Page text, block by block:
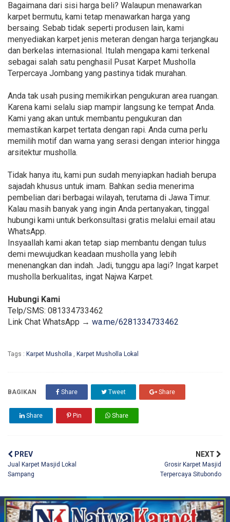
Bagaimana dari sisi harga beli? Walaupun menawarkan
karpet bermutu, kami tetap menawarkan harga yang
bersaing. Sebab tidak seperti produsen lain, kami
menyediakan karpet jenis meteran dengan harga terjangkau
dan berkelas internasional. Itulah mengapa kami terkenal
sebagai salah satu penghasil Pusat Karpet Musholla
Terpercaya Jombang yang pastinya tidak murahan.
Anda tak usah pusing memikirkan pengukuran area ruangan.
Karena kami selalu siap mampir langsung ke tempat Anda.
Kami yang akan untuk membantu pengukuran dan
memastikan karpet tertata dengan rapi. Anda cuma perlu
memilih motif dan warna yang serasi dengan interior hingga
arsitektur musholla.
Tidak hanya itu, kami pun sudah menyiapkan hadiah berupa
sajadah khusus untuk imam. Bahkan sedia menerima
pembelian dari berbagai wilayah, terutama di Jawa Timur.
Kalau masih banyak yang ingin Anda pertanyakan, tinggal
hubungi kami untuk berkonsultasi gratis melalui email atau
WhatsApp.
Insyaallah kami akan tetap siap membantu dengan tulus
demi mewujudkan keadaan musholla yang lebih
menenangkan dan indah. Jadi, tunggu apa lagi? Ingat karpet
musholla berkualitas, ingat Najwa Karpet.
Hubungi Kami
Telp/SMS: 081334733462
Link Chat WhatsApp → wa.me/6281334733462
Tags : Karpet Musholla , Karpet Musholla Lokal
BAGIKAN Share Tweet Share
Share Pin Share
PREV
Jual Karpet Masjid Lokal
Sampang
NEXT
Grosir Karpet Masjid
Terpercaya Situbondo